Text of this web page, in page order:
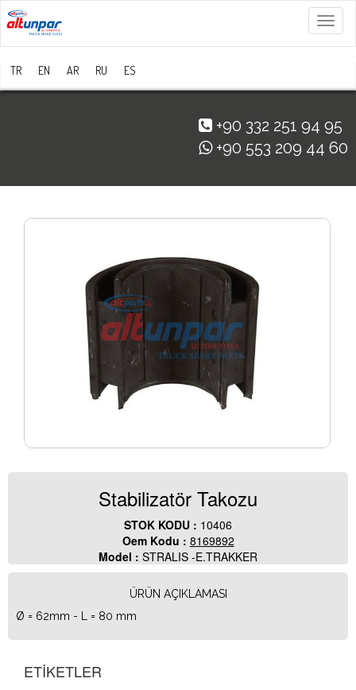
Menü
TR EN AR RU ES
+90 332 251 94 95
+90 553 209 44 60
Stabilizatör Takozu
STOK KODU : 10406
Oem Kodu : 8169892
Model : STRALIS -E.TRAKKER
ÜRÜN AÇIKLAMASI
Ø = 62mm - L = 80 mm
ETİKETLER